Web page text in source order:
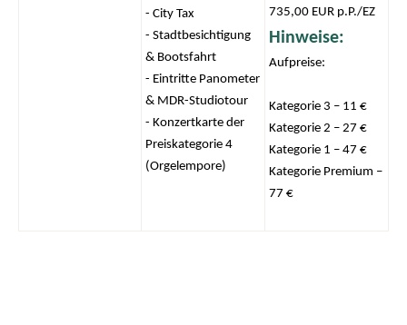
- City Tax
- Stadtbesichtigung
& Bootsfahrt
- Eintritte Panometer
& MDR-Studiotour
- Konzertkarte der
Preiskategorie 4
(Orgelempore)
735,00 EUR p.P./EZ
Hinweise:
Aufpreise:
Kategorie 3 – 11 €
Kategorie 2 – 27 €
Kategorie 1 – 47 €
Kategorie Premium –
77 €